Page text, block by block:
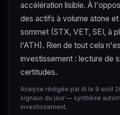
accélération lisible. À
des actifs à volume atone
sommet (STX, VET, SEI, à
l'ATH). Rien de tout cela
investissement : lecture de
certitudes.
Analyse rédigée par IA le 9 août
signaux du jour — synthèse
investissement.